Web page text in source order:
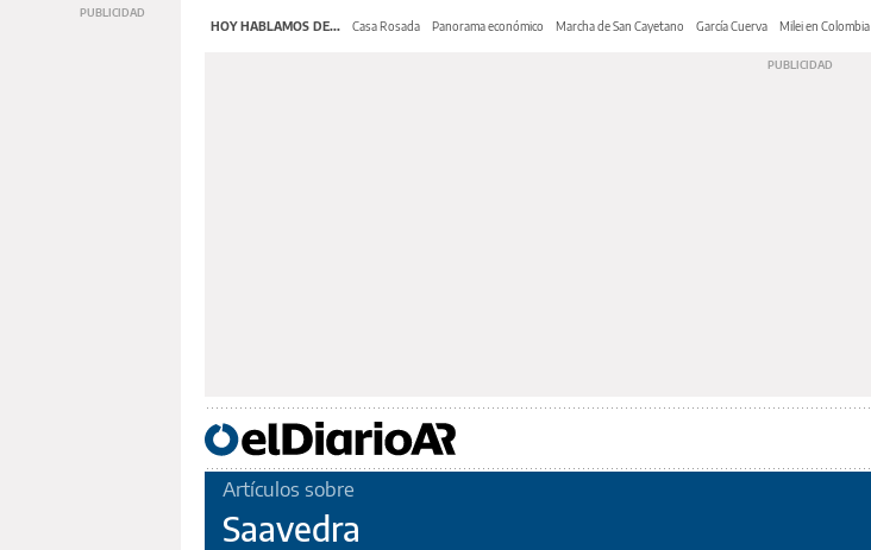
HOY HABLAMOS DE... Casa Rosada Panorama económico Marcha de San Cayetano García Cuerva Milei en Colombia
Artículos sobre
Saavedra